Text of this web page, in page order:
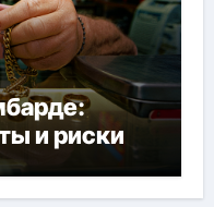
и риски